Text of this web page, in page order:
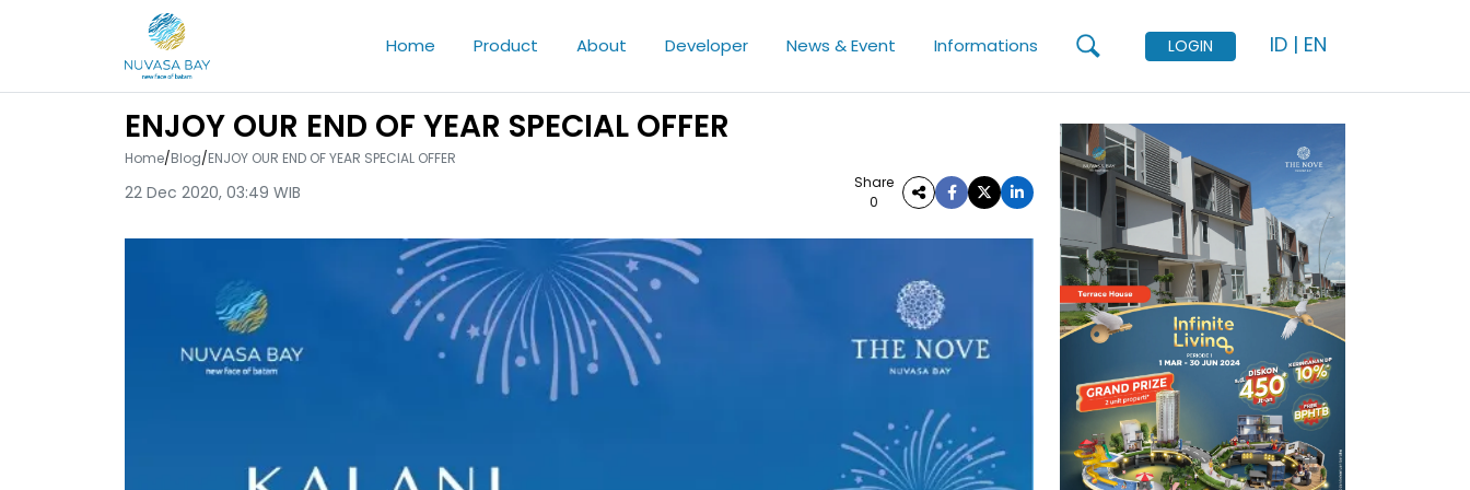
Home Product About Developer News & Event Informations LOGIN ID | EN
ENJOY OUR END OF YEAR SPECIAL OFFER
Home/Blog/ENJOY OUR END OF YEAR SPECIAL OFFER
22 Dec 2020, 03:49 WIB
Share
0